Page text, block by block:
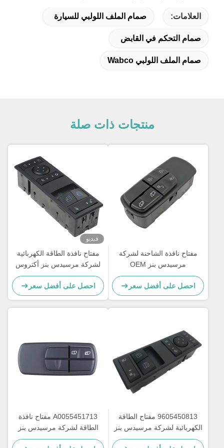
العلامات: صمام الملف اللولبي للسيارة
صمام التحكم في القابض
صمام الملف اللولبي Wabco
منتجات ذات صلة
مفتاح نافذة الشاحنة لشركة
مرسيدس بنز OEM
A0045451813
احصل على أفضل سعر
فيديو
مفتاح نافذة الطاقة الكهربائية
لشركة مرسيدس بنز أكتروس
MP4 شاحنة OEM
A9605451013
احصل على أفضل سعر
9605450813 مفتاح الطاقة
الكهربائية لشركة مرسيدس بنز
أكتروس MP4 OEM
A0055451713 مفتاح نافذة
الطاقة لشركة مرسيدس بنز
للشاحنة OEM A0035450113